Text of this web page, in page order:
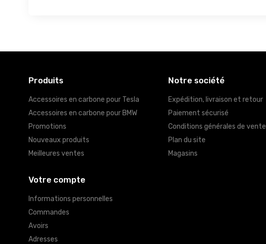
Produits
Accessoires en carbone pour Tesla
Accessoires en carbone pour BMW
Promotions
Nouveaux produits
Meilleures ventes
Notre société
Expédition, livraison et retour
Paiement sécurisé
Conditions générales de vente
Plan du site
Magasins
Votre compte
Informations personnelles
Commandes
Avoirs
Adresses